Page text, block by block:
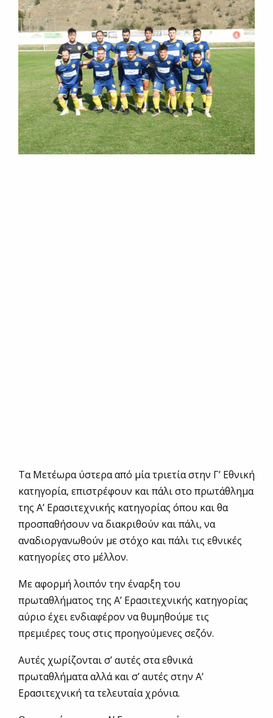
Τα Μετέωρα ύστερα από μία τριετία στην Γ’ Εθνική
κατηγορία, επιστρέφουν και πάλι στο πρωτάθλημα
της Α’ Ερασιτεχνικής κατηγορίας όπου και θα
προσπαθήσουν να διακριθούν και πάλι, να
αναδιοργανωθούν με στόχο και πάλι τις εθνικές
κατηγορίες στο μέλλον.
Με αφορμή λοιπόν την έναρξη του
πρωταθλήματος της Α’ Ερασιτεχνικής κατηγορίας
αύριο έχει ενδιαφέρον να θυμηθούμε τις
πρεμιέρες τους στις προηγούμενες σεζόν.
Αυτές χωρίζονται σ’ αυτές στα εθνικά
πρωταθλήματα αλλά και σ’ αυτές στην Α’
Ερασιτεχνική τα τελευταία χρόνια.